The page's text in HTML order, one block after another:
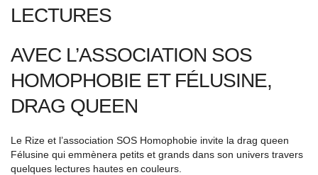
LECTURES
AVEC L’ASSOCIATION SOS
HOMOPHOBIE ET FÉLUSINE,
DRAG QUEEN
Le Rize et l’association SOS Homophobie invite la drag queen
Félusine qui emmènera petits et grands dans son univers travers
quelques lectures hautes en couleurs.